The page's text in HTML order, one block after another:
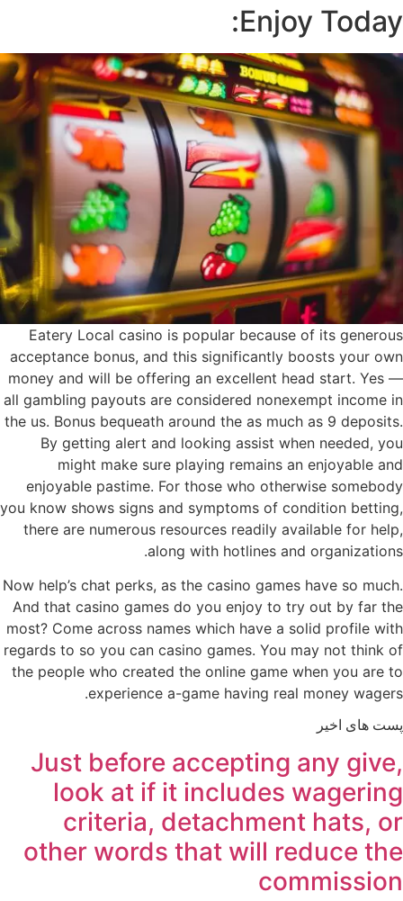
Enjoy Today:
Eatery Local casino is popular because of its generous
acceptance bonus, and this significantly boosts your own
money and will be offering an excellent head start. Yes —
all gambling payouts are considered nonexempt income in
the us. Bonus bequeath around the as much as 9 deposits.
By getting alert and looking assist when needed, you
might make sure playing remains an enjoyable and
enjoyable pastime. For those who otherwise somebody
you know shows signs and symptoms of condition betting,
there are numerous resources readily available for help,
along with hotlines and organizations.
Now help’s chat perks, as the casino games have so much.
And that casino games do you enjoy to try out by far the
most? Come across names which have a solid profile with
regards to so you can casino games. You may not think of
the people who created the online game when you are to
experience a-game having real money wagers.
پست های اخیر
Just before accepting any give,
look at if it includes wagering
criteria, detachment hats, or
other words that will reduce the
commission